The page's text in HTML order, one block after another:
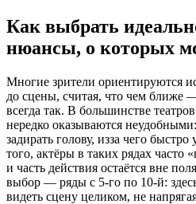
Как выбрать
нюансы, о которых
Многие зрители ориентируются
до сцены, считая, что чем ближе
всегда так. В большинстве
нередко оказываются
задирать голову, изза чего
того, актёры в таких рядах часто
и часть действия остаётся вне
выбор — ряды с 5-го по 10-й:
видеть сцену целиком, не